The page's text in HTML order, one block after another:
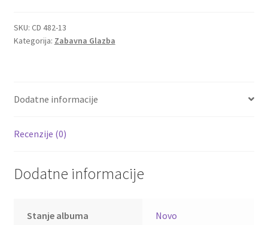
Best
Of
količina
SKU: CD 482-13
Kategorija: Zabavna Glazba
Dodatne informacije
Recenzije (0)
Dodatne informacije
Stanje albuma Novo